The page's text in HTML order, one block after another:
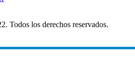
Todos los derechos reservados.